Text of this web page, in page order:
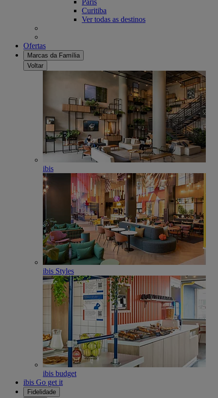
Paris
Curitiba
Ver todas as destinos
Ofertas
Marcas da Família
Voltar
ibis
ibis Styles
ibis budget
ibis Go get it
Fidelidade